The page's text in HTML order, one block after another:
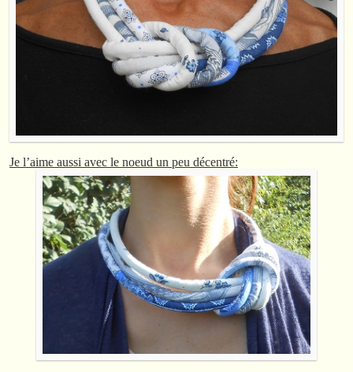
Je l’aime aussi avec le noeud un peu décentré: